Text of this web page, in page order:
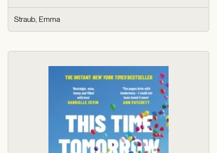
Straub, Emma